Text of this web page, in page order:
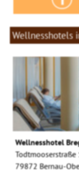
Wellnesshotels
Wellnesshotel
Todtmooserstraße
79872 Bernau-